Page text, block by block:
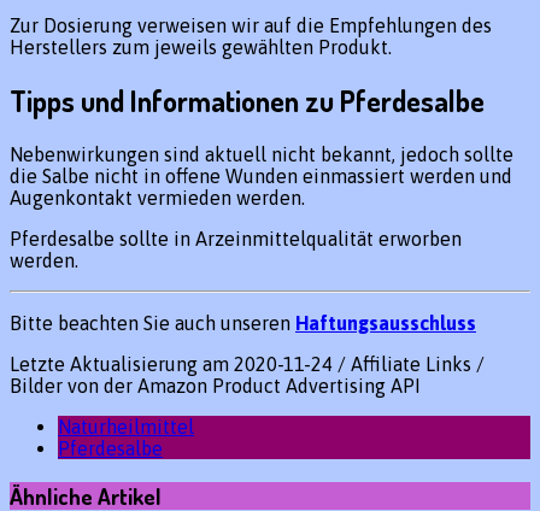
Zur Dosierung verweisen wir auf die Empfehlungen des
Herstellers zum jeweils gewählten Produkt.
Tipps und Informationen zu Pferdesalbe
Nebenwirkungen sind aktuell nicht bekannt, jedoch sollte
die Salbe nicht in offene Wunden einmassiert werden und
Augenkontakt vermieden werden.
Pferdesalbe sollte in Arzeinmittelqualität erworben
werden.
Bitte beachten Sie auch unseren Haftungsausschluss
Letzte Aktualisierung am 2020-11-24 / Affiliate Links /
Bilder von der Amazon Product Advertising API
Naturheilmittel
Pferdesalbe
Ähnliche Artikel